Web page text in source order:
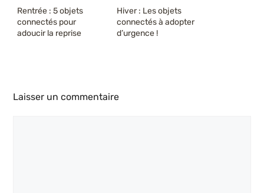
Rentrée : 5 objets
connectés pour
adoucir la reprise
Hiver : Les objets
connectés à adopter
d’urgence !
Laisser un commentaire